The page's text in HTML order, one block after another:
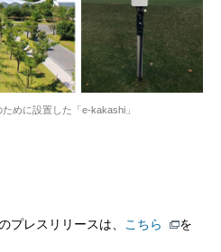
めに設置した「e-kakashi」
プレスリリースは、 こちら
を